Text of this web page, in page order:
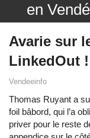
en
Avarie sur
LinkedOut !
Vendeeinfo
Thomas Ruyant a
foil bâbord, qui l’a
priver pour le reste